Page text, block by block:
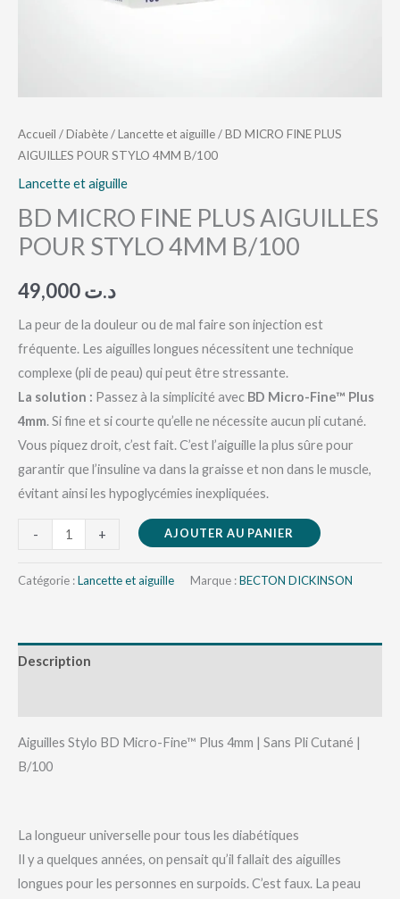
Accueil /Diabète/Lancette et aiguille/ BD MICRO FINE PLUS
AIGUILLES POUR STYLO 4MM B/100
Lancette et aiguille
BD MICRO FINE PLUS AIGUILLES
POUR STYLO 4MM B/100
د.ت
La peur de la douleur ou de mal faire son injection est
fréquente. Les aiguilles longues nécessitent une technique
complexe (pli de peau) qui peut être stressante.
La solution : Passez à la simplicité avec BD Micro-Fine™ Plus
4mm. Si fine et si courte qu’elle ne nécessite aucun pli cutané.
Vous piquez droit, c’est fait. C’est l’aiguille la plus sûre pour
garantir que l’insuline va dans la graisse et non dans le muscle,
évitant ainsi les hypoglycémies inexpliquées.
- + AJOUTER AU PANIER
Catégorie :Lancette et aiguille Marque :BECTON DICKINSON
Description
Aiguilles Stylo BD Micro-Fine™ Plus 4mm | Sans Pli Cutané |
B/100
La longueur universelle pour tous les diabétiques
Il y a quelques années, on pensait qu’il fallait des aiguilles
longues pour les personnes en surpoids. C’est faux. La peau